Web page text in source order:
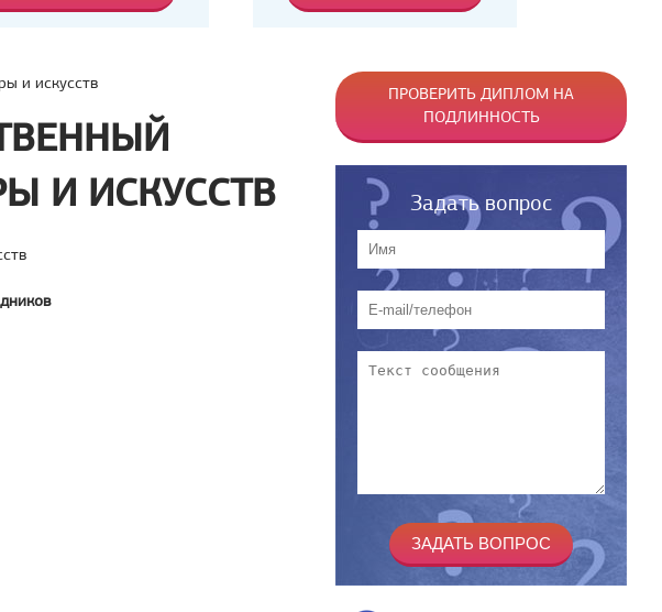
и искусств
И ИСКУССТВ
ПРОВЕРИТЬ ДИПЛОМ НА
ПОДЛИННОСТЬ
Задать вопрос